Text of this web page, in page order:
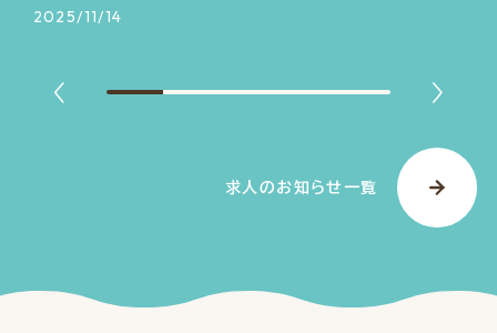
2025/11/14
求人のお知らせ一覧